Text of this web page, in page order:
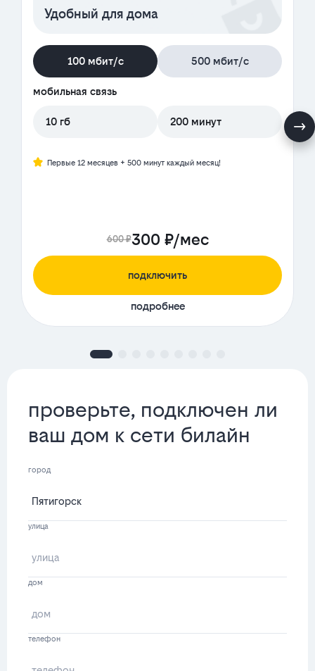
Удобный для дома
100 мбит/с 500 мбит/с
мобильная связь
10 гб 200 минут
Первые 12 месяцев + 500 минут каждый месяц!
600 ₽300 ₽/мес
подключить
подробнее
проверьте, подключен ли
ваш дом к сети билайн
город
улица
дом
телефон